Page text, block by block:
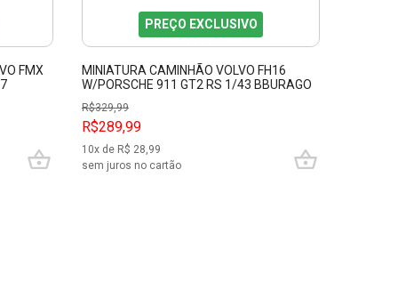
FMX
PREÇO EXCLUSIVO
MINIATURA CAMINHÃO VOLVO FH16
W/PORSCHE 911 GT2 RS 1/43 BBURAGO
31463
R$329,99
R$289,99
10x de R$ 28,99
sem juros no cartão